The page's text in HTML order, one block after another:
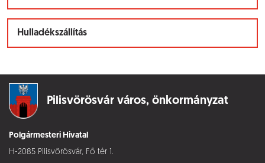
Hulladékszállítás
Pilisvörösvár város, önkormányzat
Polgármesteri Hivatal
H-2085 Pilisvörösvár, Fő tér 1.